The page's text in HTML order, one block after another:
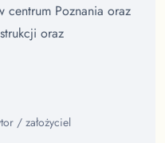
centrum Poznania oraz
oraz
/ założyciel